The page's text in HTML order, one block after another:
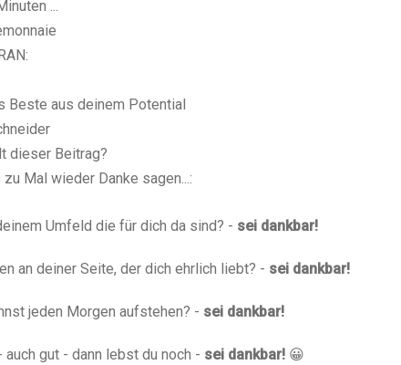
...
Beste aus deinem Potential
dieser Beitrag?
Mal wieder Danke sagen...:
Umfeld die für dich da sind? - sei dankbar!
an deiner Seite, der dich ehrlich liebt? - sei dankbar!
jeden Morgen aufstehen? - sei dankbar!
gut - dann lebst du noch - sei dankbar! 😀